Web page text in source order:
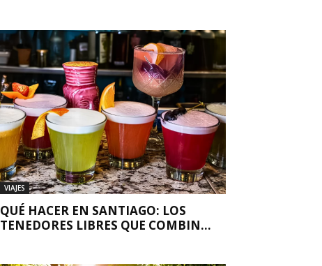
VIAJES
QUÉ HACER EN SANTIAGO: LOS
TENEDORES LIBRES QUE COMBIN...